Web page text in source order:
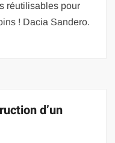
réutilisables pour
! Dacia Sandero.
d’un